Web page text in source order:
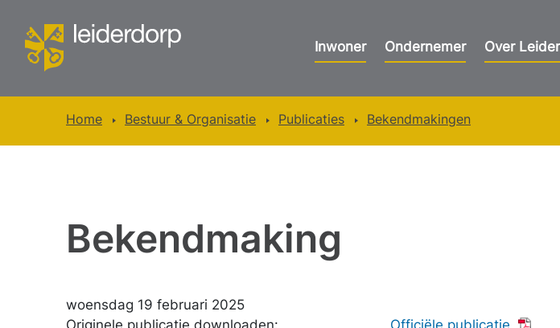
Inwoner Ondernemer Over
Home Bestuur & Organisatie Publicaties Bekendmakingen
Bekendmaking
woensdag 19 februari 2025
Originele publicatie downloaden:
Officiële publicatie